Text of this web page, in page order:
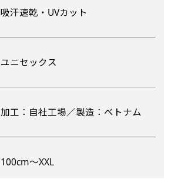
吸汗速乾・UVカット
ユニセックス
加工：自社工場／製造：ベトナム
100cm〜XXL